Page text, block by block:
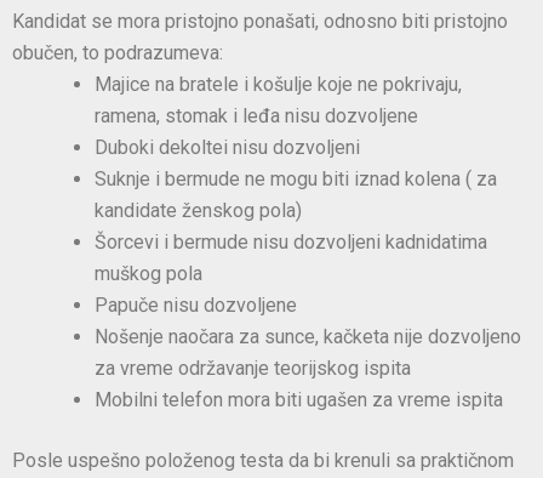
Kandidat se mora pristojno ponašati, odnosno biti pristojno
obučen, to podrazumeva:
Majice na bratele i košulje koje ne pokrivaju,
ramena, stomak i leđa nisu dozvoljene
Duboki dekoltei nisu dozvoljeni
Suknje i bermude ne mogu biti iznad kolena ( za
kandidate ženskog pola)
Šorcevi i bermude nisu dozvoljeni kadnidatima
muškog pola
Papuče nisu dozvoljene
Nošenje naočara za sunce, kačketa nije dozvoljeno
za vreme održavanje teorijskog ispita
Mobilni telefon mora biti ugašen za vreme ispita
Posle uspešno položenog testa da bi krenuli sa praktičnom